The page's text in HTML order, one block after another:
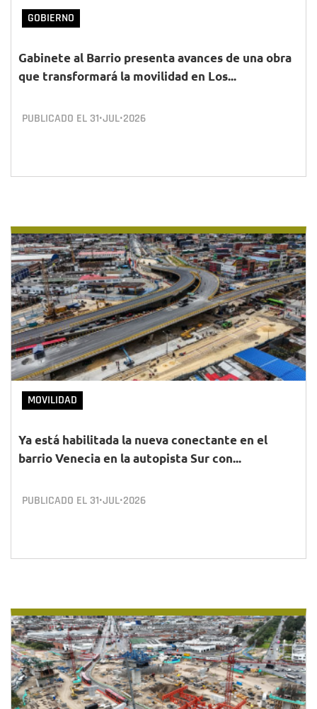
GOBIERNO
Gabinete al Barrio presenta avances de una obra
que transformará la movilidad en Los...
PUBLICADO EL 31•JUL•2026
MOVILIDAD
Ya está habilitada la nueva conectante en el
barrio Venecia en la autopista Sur con...
PUBLICADO EL 31•JUL•2026